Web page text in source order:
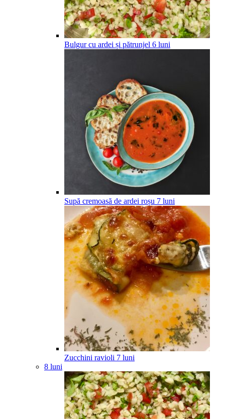
Bulgur cu ardei și pătrunjel 6 luni
Supă cremoasă de ardei roșu 7 luni
Zucchini ravioli 7 luni
8 luni